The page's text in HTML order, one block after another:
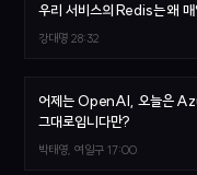
우리 서비스의 Redis는 왜
강대명 28:32
어제는 OpenAI, 오늘은
그대로입니다만?
박태영, 여일구 17:00